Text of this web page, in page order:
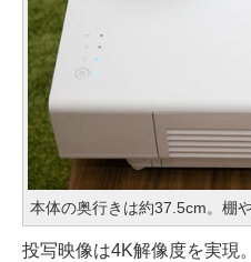
本体の奥行きは約37.5cm。棚
投写映像は4K解像度を実現